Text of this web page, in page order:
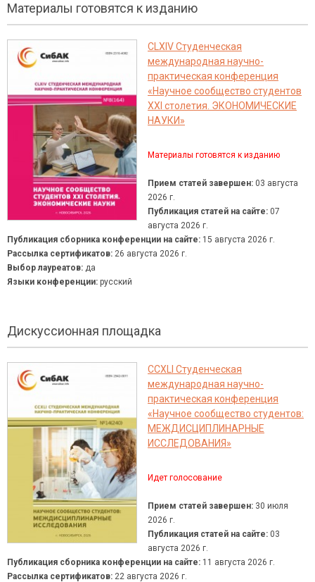
Материалы готовятся к изданию
CLXIV Студенческая
международная научно-
практическая конференция
«Научное сообщество студентов
XXI столетия. ЭКОНОМИЧЕСКИЕ
НАУКИ»
Материалы готовятся к изданию
Прием статей завершен: 03 августа
2026 г.
Публикация статей на сайте: 07
августа 2026 г.
Публикация сборника конференции на сайте: 15 августа 2026 г.
Рассылка сертификатов: 26 августа 2026 г.
Выбор лауреатов: да
Языки конференции: русский
Дискуссионная площадка
CCXLI Студенческая
международная научно-
практическая конференция
«Научное сообщество студентов:
МЕЖДИСЦИПЛИНАРНЫЕ
ИССЛЕДОВАНИЯ»
Идет голосование
Прием статей завершен: 30 июля
2026 г.
Публикация статей на сайте: 03
августа 2026 г.
Публикация сборника конференции на сайте: 11 августа 2026 г.
Рассылка сертификатов: 22 августа 2026 г.